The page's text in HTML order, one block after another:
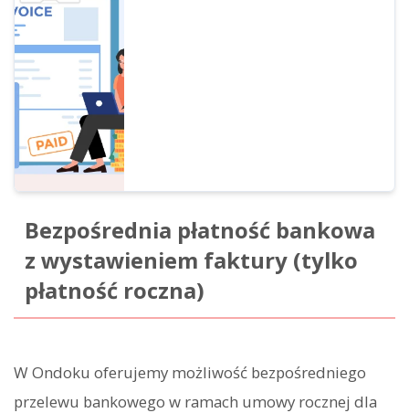
Bezpośrednia płatność bankowa
z wystawieniem faktury (tylko
płatność roczna)
W Ondoku oferujemy możliwość bezpośredniego
przelewu bankowego w ramach umowy rocznej dla